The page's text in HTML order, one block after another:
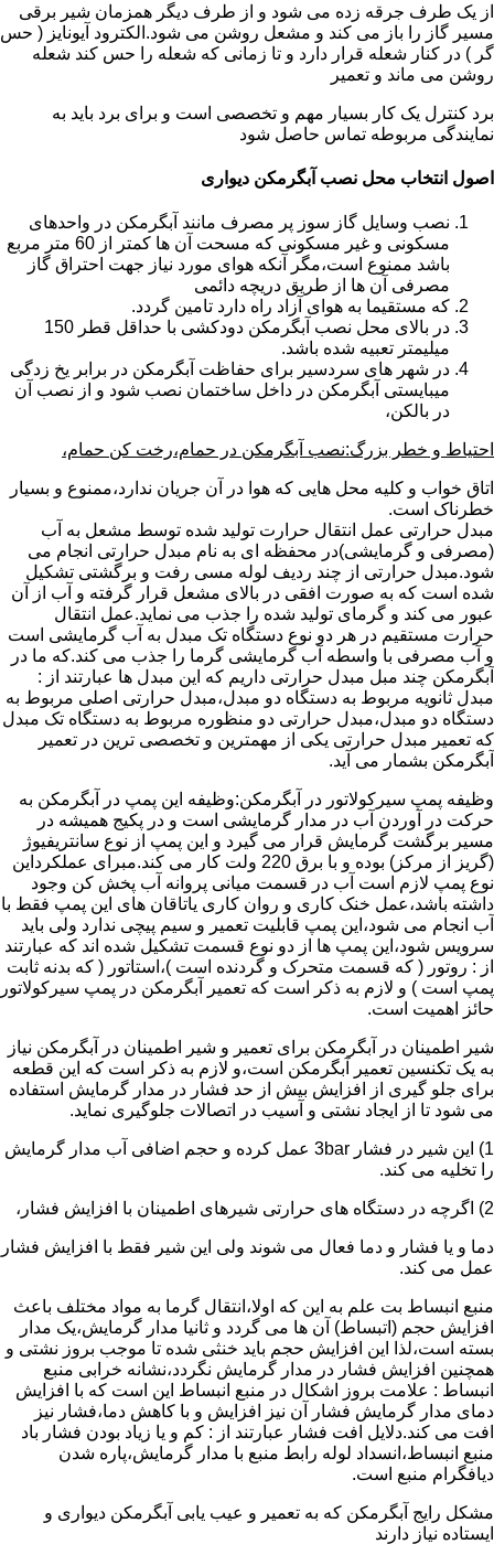
از یک طرف جرقه زده می شود و از طرف دیگر همزمان شیر برقی
مسیر گاز را باز می کند و مشعل روشن می شود.الکترود آیونایز ( حس
گر ) در کنار شعله قرار دارد و تا زمانی که شعله را حس کند شعله
روشن می ماند و تعمیر
برد کنترل یک کار بسیار مهم و تخصصی است و برای برد باید به
نمایندگی مربوطه تماس حاصل شود
اصول انتخاب محل نصب آبگرمکن دیواری
نصب وسایل گاز سوز پر مصرف مانند آبگرمکن در واحدهای
مسکونی و غیر مسکونی که مسحت آن ها کمتر از 60 متر مربع
باشد ممنوع است،مگر آنکه هوای مورد نیاز جهت احتراق گاز
مصرفی آن ها از طریق دریچه دائمی
که مستقیما به هوای آزاد راه دارد تامین گردد.
در بالای محل نصب آبگرمکن دودکشی با حداقل قطر 150
میلیمتر تعبیه شده باشد.
در شهر های سردسیر برای حفاظت آبگرمکن در برابر یخ زدگی
میبایستی آبگرمکن در داخل ساختمان نصب شود و از نصب آن
در بالکن،
احتیاط و خطر بزرگ:نصب آبگرمکن در حمام،رخت کن حمام،
اتاق خواب و کلیه محل هایی که هوا در آن جریان ندارد،ممنوع و بسیار
خطرناک است.
مبدل حرارتی عمل انتقال حرارت تولید شده توسط مشعل به آب
(مصرفی و گرمایشی)در محفظه ای به نام مبدل حرارتی انجام می
شود.مبدل حرارتی از چند ردیف لوله مسی رفت و برگشتی تشکیل
شده است که به صورت افقی در بالای مشعل قرار گرفته و آب از آن
عبور می کند و گرمای تولید شده را جذب می نماید.عمل انتقال
حرارت مستقیم در هر دو نوع دستگاه تک مبدل به آب گرمایشی است
و آب مصرفی با واسطه آب گرمایشی گرما را جذب می کند.که ما در
آبگرمکن چند مبل مبدل حرارتی داریم که این مبدل ها عبارتند از :
مبدل ثانویه مربوط به دستگاه دو مبدل،مبدل حرارتی اصلی مربوط به
دستگاه دو مبدل،مبدل حرارتی دو منظوره مربوط به دستگاه تک مبدل
که تعمیر مبدل حرارتی یکی از مهمترین و تخصصی ترین در تعمیر
آبگرمکن بشمار می آید.
وظیفه پمپ سیرکولاتور در آبگرمکن:وظیفه این پمپ در آبگرمکن به
حرکت در آوردن آب در مدار گرمایشی است و در پکیج همیشه در
مسیر برگشت گرمایش قرار می گیرد و این پمپ از نوع سانتریفیوژ
(گریز از مرکز) بوده و با برق 220 ولت کار می کند.مبرای عملکرداین
نوع پمپ لازم است آب در قسمت میانی پروانه آب پخش کن وجود
داشته باشد،عمل خنک کاری و روان کاری یاتاقان های این پمپ فقط با
آب انجام می شود،این پمپ قابلیت تعمیر و سیم پیچی ندارد ولی باید
سرویس شود،این پمپ ها از دو نوع قسمت تشکیل شده اند که عبارتند
از : روتور ( که قسمت متحرک و گردنده است )،استاتور ( که بدنه ثابت
پمپ است ) و لازم به ذکر است که تعمیر آبگرمکن در پمپ سیرکولاتور
حائز اهمیت است.
شیر اطمینان در آبگرمکن برای تعمیر و شیر اطمینان در آبگرمکن نیاز
به یک تکنسین تعمیر آبگرمکن است،و لازم به ذکر است که این قطعه
برای جلو گیری از افزایش بیش از حد فشار در مدار گرمایش استفاده
می شود تا از ایجاد نشتی و آسیب در اتصالات جلوگیری نماید.
1) این شیر در فشار 3bar عمل کرده و حجم اضافی آب مدار گرمایش
را تخلیه می کند.
2) اگرچه در دستگاه های حرارتی شیرهای اطمینان با افزایش فشار،
دما و یا فشار و دما فعال می شوند ولی این شیر فقط با افزایش فشار
عمل می کند.
منبع انبساط بت علم به این که اولا،انتقال گرما به مواد مختلف باعث
افزایش حجم (اتبساط) آن ها می گردد و ثانیا مدار گرمایش،یک مدار
بسته است،لذا این افزایش حجم باید خنثی شده تا موجب بروز نشتی و
همچنین افزایش فشار در مدار گرمایش نگردد،نشانه خرابی منبع
انبساط : علامت بروز اشکال در منبع انبساط این است که با افزایش
دمای مدار گرمایش فشار آن نیز افزایش و با کاهش دما،فشار نیز
افت می کند.دلایل افت فشار عبارتند از : کم و یا زیاد بودن فشار باد
منبع انبساط،انسداد لوله رابط منبع با مدار گرمایش،پاره شدن
دیافگرام منبع است.
مشکل رایج آبگرمکن که به تعمیر و عیب یابی آبگرمکن دیواری و
ایستاده نیاز دارند